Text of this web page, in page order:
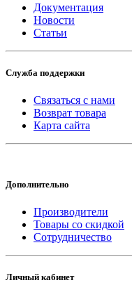
Документация
Новости
Статьи
Служба поддержки
Связаться с нами
Возврат товара
Карта сайта
Дополнительно
Производители
Товары со скидкой
Сотрудничество
Личный кабинет